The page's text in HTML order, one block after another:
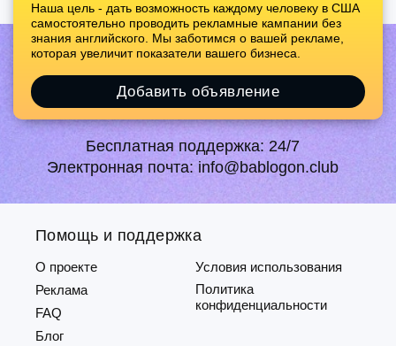
Наша цель - дать возможность каждому человеку в США
самостоятельно проводить рекламные кампании без
знания английского. Мы заботимся о вашей рекламе,
которая увеличит показатели вашего бизнеса.
Добавить объявление
Бесплатная поддержка: 24/7
Электронная почта: info@bablogon.club
Помощь и поддержка
О проекте
Реклама
FAQ
Блог
Условия использования
Политика
конфиденциальности